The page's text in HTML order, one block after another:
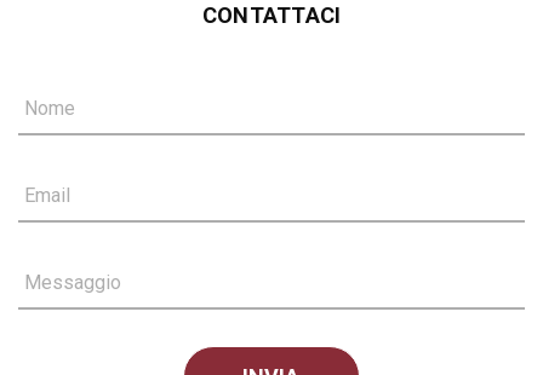
CONTATTACI
Nome
Email
Messaggio